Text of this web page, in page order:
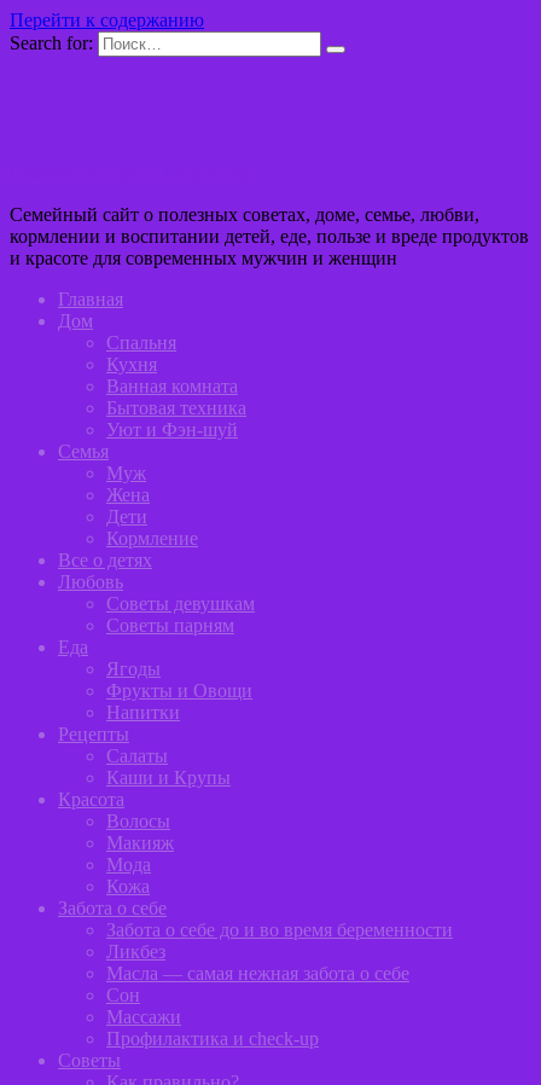
Перейти к содержанию
Search for:
Семейный сайт о полезных советах, доме, семье, любви,
кормлении и воспитании детей, еде, пользе и вреде продуктов
и красоте для современных мужчин и женщин
Главная
Дом
Спальня
Кухня
Ванная комната
Бытовая техника
Уют и Фэн-шуй
Семья
Муж
Жена
Дети
Кормление
Все о детях
Любовь
Советы девушкам
Советы парням
Еда
Ягоды
Фрукты и Овощи
Напитки
Рецепты
Салаты
Каши и Крупы
Красота
Волосы
Макияж
Мода
Кожа
Забота о себе
Забота о себе до и во время беременности
Ликбез
Масла — самая нежная забота о себе
Сон
Массажи
Профилактика и сheck-up
Советы